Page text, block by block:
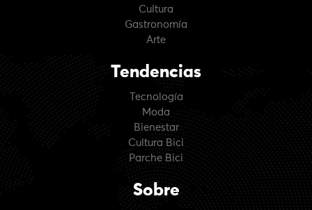
Cultura
Gastronomía
Arte
Tendencias
Tecnología
Moda
Bienestar
Cultura Bici
Parche Bici
Sobre